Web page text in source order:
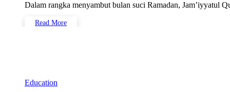
Dalam rangka menyambut bulan suci Ramadan,
Read More
Education